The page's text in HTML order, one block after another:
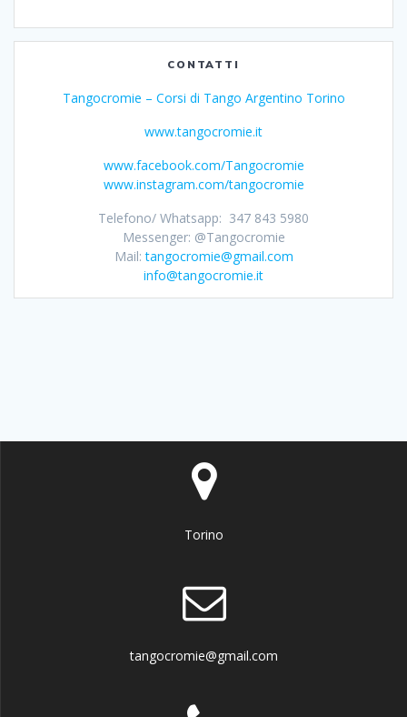
CONTATTI
Tangocromie – Corsi di Tango Argentino Torino
www.tangocromie.it
www.facebook.com/Tangocromie
www.instagram.com/tangocromie
Telefono/ Whatsapp: 347 843 5980
Messenger: @Tangocromie
Mail:tangocromie@gmail.com
info@tangocromie.it
Torino
tangocromie@gmail.com